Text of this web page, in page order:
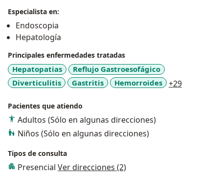
Especialista en:
Endoscopia
Hepatología
Principales enfermedades tratadas
Hepatopatias
Reflujo Gastroesofágico
Diverticulitis
Gastritis Hemorroides +29
Pacientes que atiendo
Adultos (Sólo en algunas direcciones)
Niños (Sólo en algunas direcciones)
Tipos de consulta
Presencial Ver direcciones (2)